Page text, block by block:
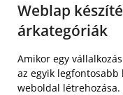
Weblap
árkategóriák
Amikor egy
az egyik
weboldal